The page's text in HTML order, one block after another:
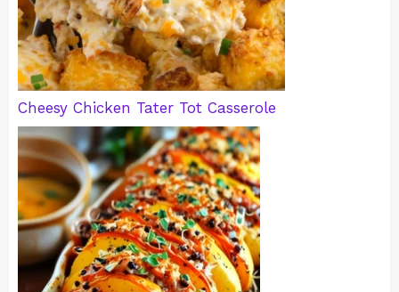
Cheesy Chicken Tater Tot Casserole